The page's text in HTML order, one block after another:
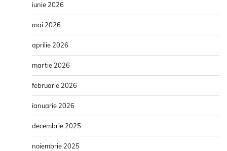
iunie 2026
mai 2026
aprilie 2026
martie 2026
februarie 2026
ianuarie 2026
decembrie 2025
noiembrie 2025